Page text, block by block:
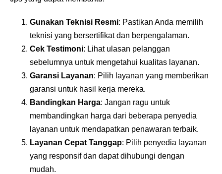
Gunakan Teknisi Resmi: Pastikan Anda memilih
teknisi yang bersertifikat dan berpengalaman.
Cek Testimoni: Lihat ulasan pelanggan
sebelumnya untuk mengetahui kualitas layanan.
Garansi Layanan: Pilih layanan yang memberikan
garansi untuk hasil kerja mereka.
Bandingkan Harga: Jangan ragu untuk
membandingkan harga dari beberapa penyedia
layanan untuk mendapatkan penawaran terbaik.
Layanan Cepat Tanggap: Pilih penyedia layanan
yang responsif dan dapat dihubungi dengan
mudah.